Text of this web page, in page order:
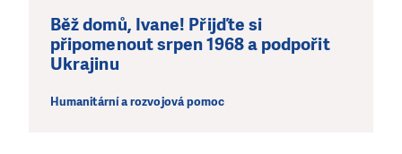
Běž domů, Ivane! Přijďte si
připomenout srpen 1968 a podpořit
Ukrajinu
Humanitární a rozvojová pomoc